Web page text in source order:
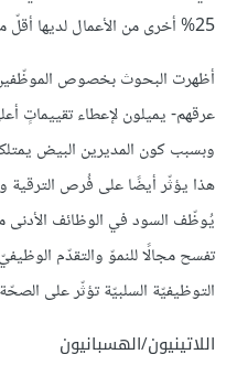
25% أخرى من الأعمال لديها أقلّ من 10% من العاملين من الأقليّات.
أظهرت البحوث بخصوص
عرقهم- يميلون لإعطاء تقييماتٍ
وبسبب كون المديرين البيض
هذا يؤثّر أيضًا على فُرص الترقية
يُوظّف السود في الوظائف الأدنى
تفسح مجالًا للنموّ والتقدّم
التوظيفيّة السلبيّة تؤثّر على
اللاتينيون/الهسبانيون